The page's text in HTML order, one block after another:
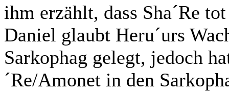
ihm erzählt, dass Sha´Re
Daniel glaubt Heru´urs
Sarkophag gelegt, jedoch
´Re/Amonet in den